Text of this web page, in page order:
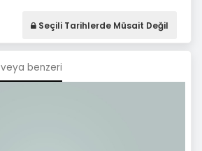
Seçili Tarihlerde Müsait Değil
veya benzeri